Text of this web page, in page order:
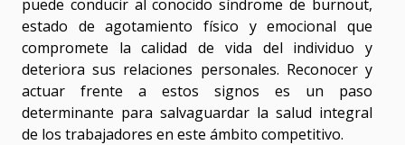
puede conducir al conocido síndrome de burnout,
estado de agotamiento físico y emocional que
compromete la calidad de vida del individuo y
deteriora sus relaciones personales. Reconocer y
actuar frente a estos signos es un paso
determinante para salvaguardar la salud integral
de los trabajadores en este ámbito competitivo.